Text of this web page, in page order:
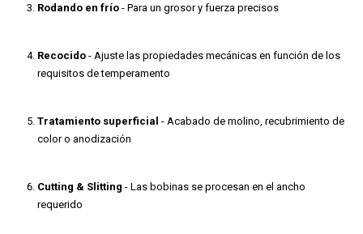
Rodando en frío - Para un grosor y fuerza precisos
Recocido - Ajuste las propiedades mecánicas en función de los
requisitos de temperamento
Tratamiento superficial - Acabado de molino, recubrimiento de
color o anodización
Cutting & Slitting - Las bobinas se procesan en el ancho
requerido